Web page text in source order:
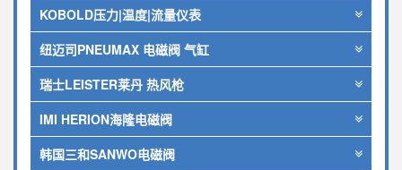
KOBOLD压力|温度|流量仪表
纽迈司PNEUMAX 电磁阀 气缸
瑞士LEISTER莱丹 热风枪
IMI HERION海隆电磁阀
韩国三和SANWO电磁阀